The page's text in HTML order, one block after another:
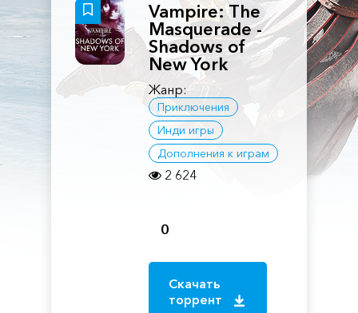
Vampire: The
Masquerade -
Shadows of
New York
Жанр:
Приключения
Инди игры
Дополнения к играм
2 624
0
Скачать
торрент